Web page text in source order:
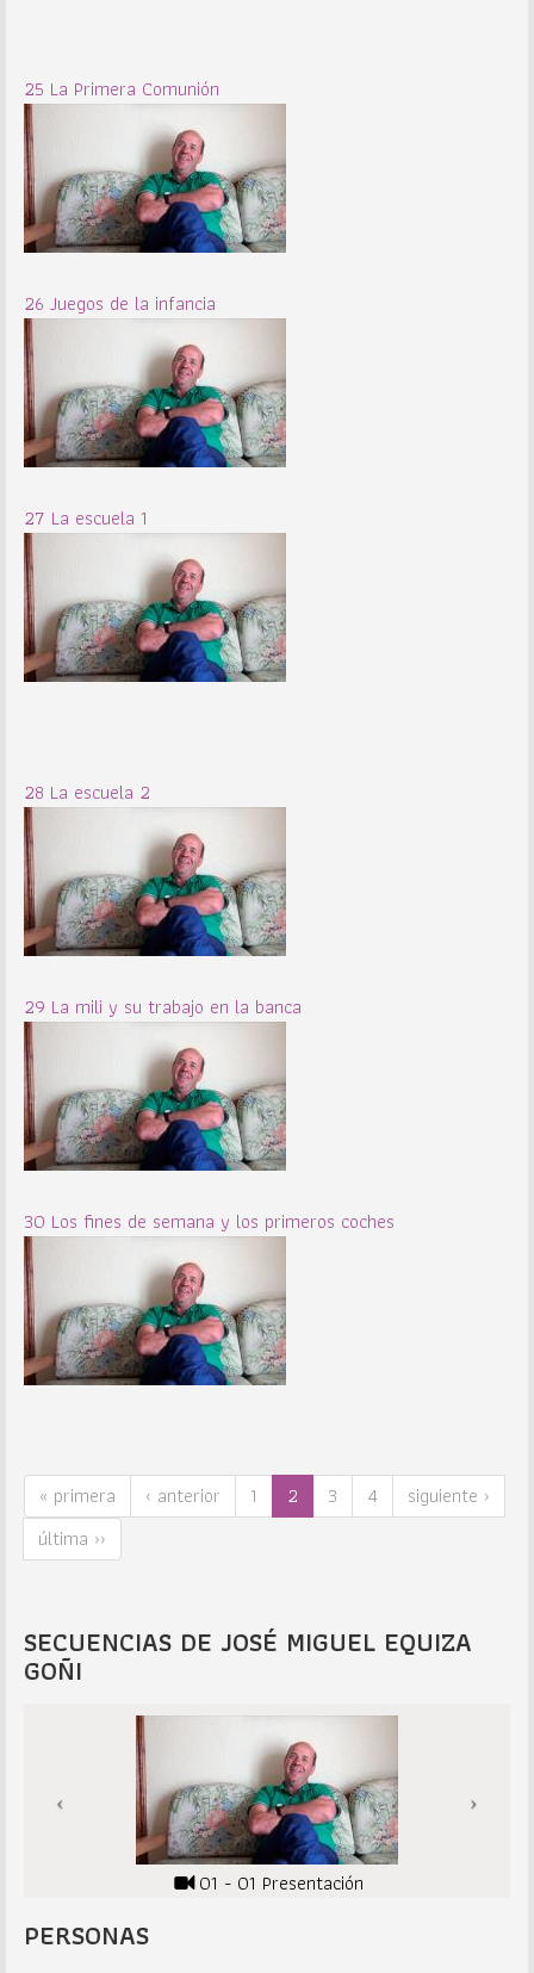
25 La Primera Comunión
26 Juegos de la infancia
27 La escuela 1
28 La escuela 2
29 La mili y su trabajo en la banca
30 Los fines de semana y los primeros coches
« primera ‹ anterior 1 2 3 4
siguiente ›
última ››
SECUENCIAS DE JOSÉ MIGUEL EQUIZA
GOÑI
01 - 01 Presentación
PERSONAS